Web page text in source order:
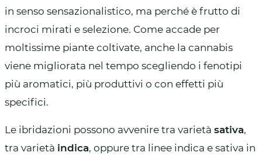
in senso sensazionalistico, ma perché è frutto di
incroci mirati e selezione. Come accade per
moltissime piante coltivate, anche la cannabis
viene migliorata nel tempo scegliendo i fenotipi
più aromatici, più produttivi o con effetti più
specifici.
Le ibridazioni possono avvenire tra varietà sativa,
tra varietà indica, oppure tra linee indica e sativa in